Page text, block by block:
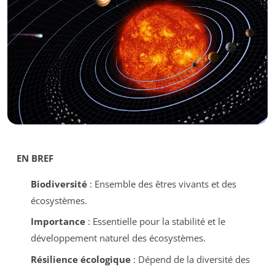
EN BREF
Biodiversité: Ensemble des êtres vivants et des
écosystèmes.
Importance: Essentielle pour la stabilité et le
développement naturel des écosystèmes.
Résilience écologique: Dépend de la diversité des